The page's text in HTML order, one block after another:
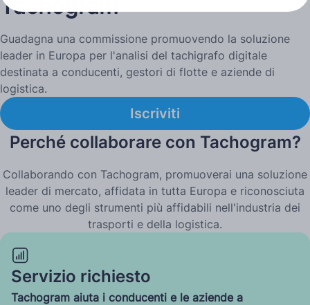
Tachogram
Guadagna una commissione promuovendo la soluzione
leader in Europa per l'analisi del tachigrafo digitale
destinata a conducenti, gestori di flotte e aziende di
logistica.
Iscriviti
Perché collaborare con Tachogram?
Collaborando con Tachogram, promuoverai una soluzione
leader di mercato, affidata in tutta Europa e riconosciuta
come uno degli strumenti più affidabili nell'industria dei
trasporti e della logistica.
Servizio richiesto
Tachogram aiuta i conducenti e le aziende a